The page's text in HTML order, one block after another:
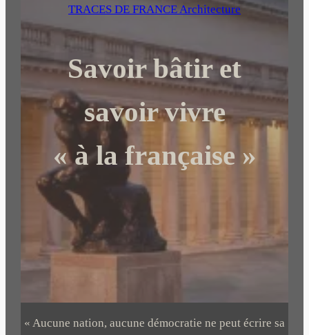
r
c
h
r
TRACES DE FRANCE Architecture
Savoir bâtir et
savoir vivre
« à la française »
« Aucune nation, aucune démocratie ne peut écrire sa